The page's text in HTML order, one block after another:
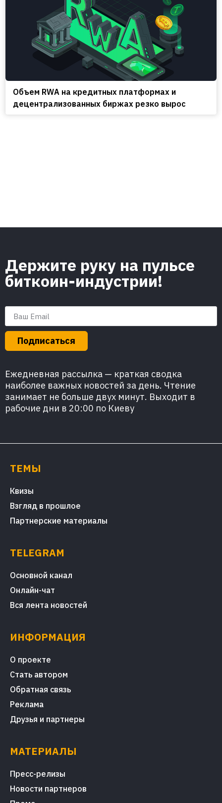
Объем RWA на кредитных платформах и
децентрализованных биржах резко вырос
Держите руку на пульсе
биткоин-индустрии!
Подписаться
Ежедневная рассылка — краткая сводка
наиболее важных новостей за день. Чтение
занимает не больше двух минут. Выходит в
рабочие дни в 20:00 по Киеву
ТЕМЫ
Квизы
Взгляд в прошлое
Партнерские материалы
TELEGRAM
Основной канал
Онлайн-чат
Вся лента новостей
ИНФОРМАЦИЯ
О проекте
Стать автором
Обратная связь
Реклама
Друзья и партнеры
МАТЕРИАЛЫ
Пресс-релизы
Новости партнеров